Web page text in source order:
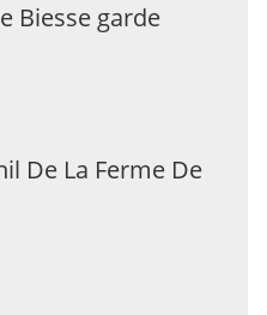
Biesse garde
De La Ferme De